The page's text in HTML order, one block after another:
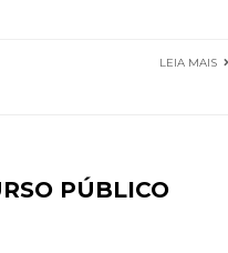
LEIA MAIS
PÚBLICO